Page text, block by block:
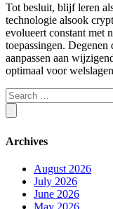
Tot besluit, blijf leren
technologie alsook
evolueert constant met
toepassingen.
aanpassen aan
optimaal voor
Archives
August 2026
July 2026
June 2026